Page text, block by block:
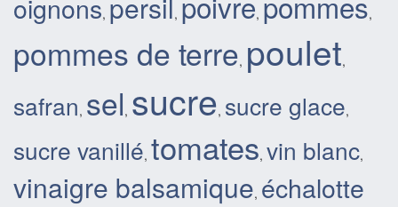
oignons, , , ,
pommes de terre, poulet,
safran, sel, sucre, sucre glace,
sucre vanillé, tomates, vin blanc,
vinaigre balsamique, échalotte